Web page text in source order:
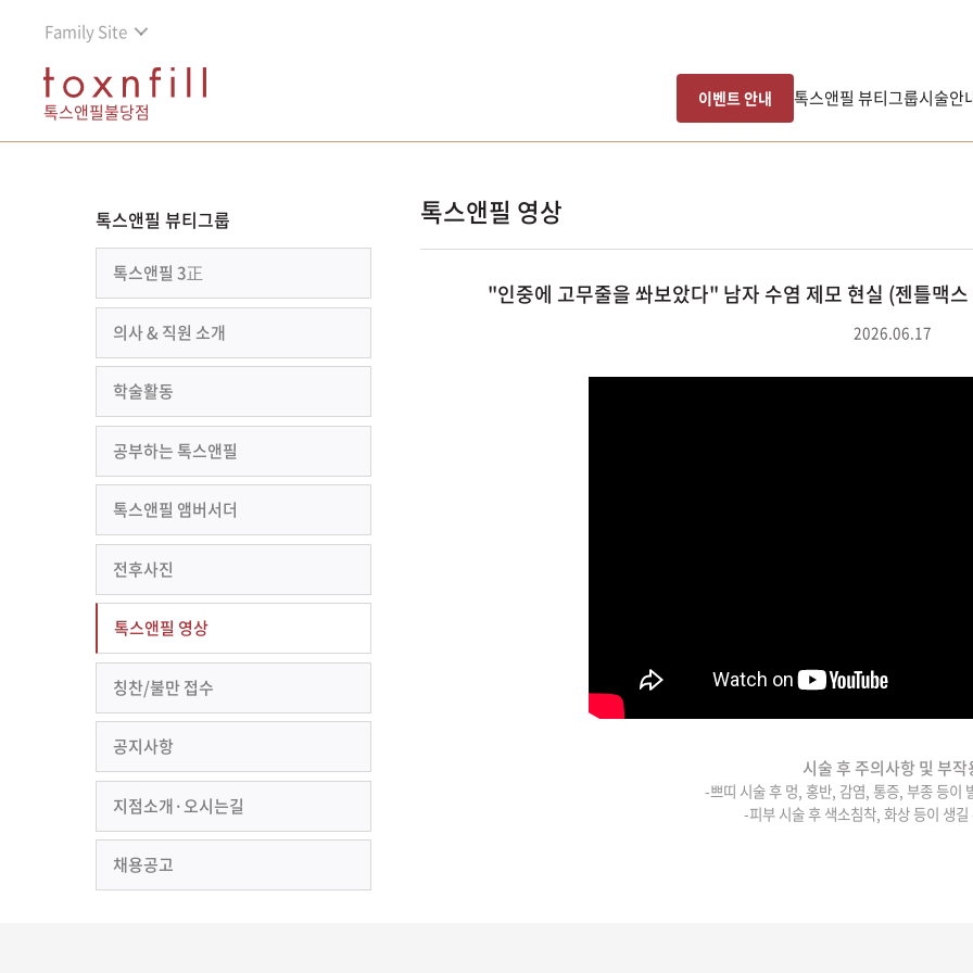
Family Site
톡스앤필불당점
이벤트 안내 톡스앤필 뷰티그룹시술안
톡스앤필 뷰티그룹
톡스앤필 3正
의사 & 직원 소개
학술활동
공부하는 톡스앤필
톡스앤필 앰버서더
전후사진
톡스앤필 영상
칭찬/불만 접수
공지사항
지점소개·오시는길
채용공고
톡스앤필 영상
"인중에 고무줄을 쏴보았다" 남자 수염 제모 현실 (젠틀맥
2026.06.17
시술 후 주의사항 및 부작
-쁘띠 시술 후 멍, 홍반, 감염, 통증, 부종 등이
-피부 시술 후 색소침착, 화상 등이 생